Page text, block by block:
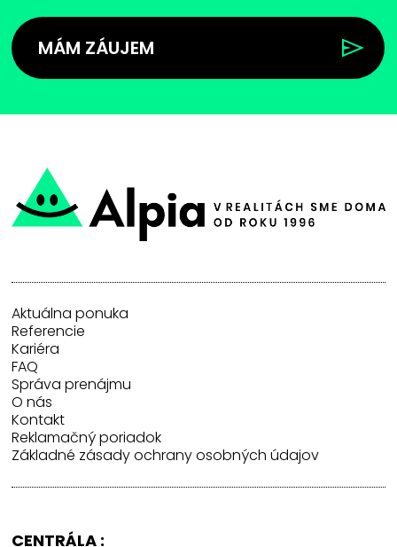
MÁM ZÁUJEM
Aktuálna ponuka
Referencie
Kariéra
FAQ
Správa prenájmu
O nás
Kontakt
Reklamačný poriadok
Základné zásady ochrany osobných údajov
CENTRÁLA :